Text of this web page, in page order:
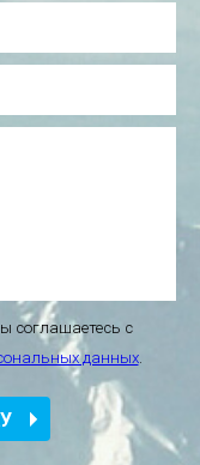
соглашаетесь с
данных.